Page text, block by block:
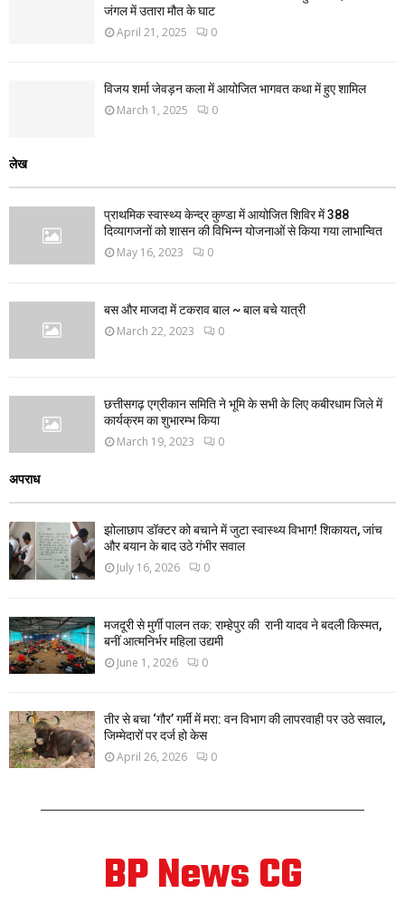
जंगल में उतारा मौत के घाट
April 21, 2025 0
विजय शर्मा जेवड़न कला में आयोजित भागवत कथा में हुए शामिल
March 1, 2025 0
लेख
प्राथमिक स्वास्थ्य केन्द्र कुण्डा में आयोजित शिविर में 388
दिव्यागजनों को शासन की विभिन्न योजनाओं से किया गया लाभान्वित
May 16, 2023 0
बस और माजदा में टकराव बाल ~ बाल बचे यात्री
March 22, 2023 0
छत्तीसगढ़ एग्रीकान समिति ने भूमि के सभी के लिए कबीरधाम जिले में
कार्यक्रम का शुभारम्भ किया
March 19, 2023 0
अपराध
झोलाछाप डॉक्टर को बचाने में जुटा स्वास्थ्य विभाग! शिकायत, जांच
और बयान के बाद उठे गंभीर सवाल
July 16, 2026 0
मजदूरी से मुर्गी पालन तक: राम्हेपुर की रानी यादव ने बदली किस्मत,
बनीं आत्मनिर्भर महिला उद्यमी
June 1, 2026 0
तीर से बचा ‘गौर’ गर्मी में मरा: वन विभाग की लापरवाही पर उठे सवाल,
जिम्मेदारों पर दर्ज हो केस
April 26, 2026 0
BP News CG